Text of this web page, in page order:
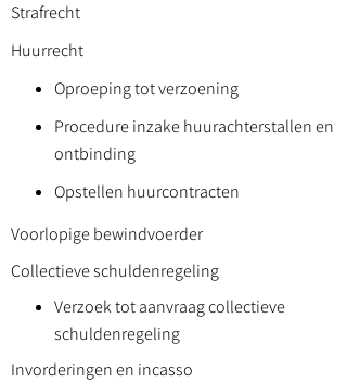
Strafrecht
Huurrecht
Oproeping tot verzoening
Procedure inzake huurachterstallen en
ontbinding
Opstellen huurcontracten
Voorlopige bewindvoerder
Collectieve schuldenregeling
Verzoek tot aanvraag collectieve
schuldenregeling
Invorderingen en incasso